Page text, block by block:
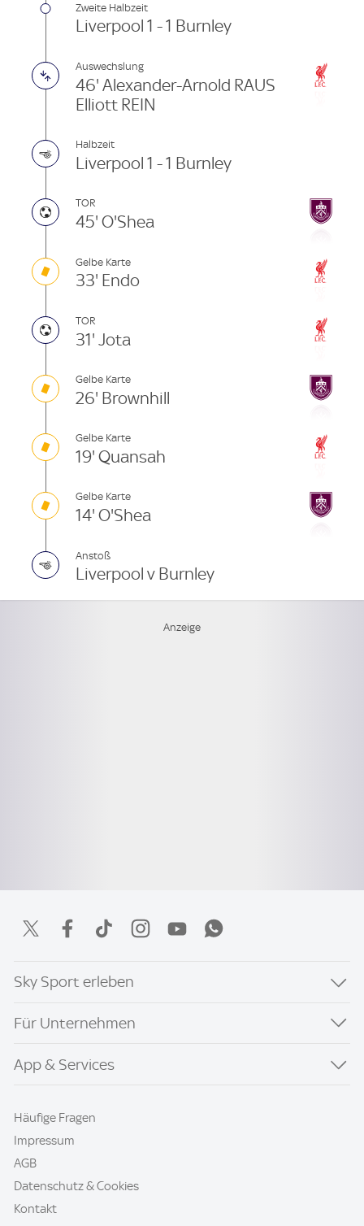
Zweite Halbzeit
Liverpool 1 - 1 Burnley
Auswechslung
46' Alexander-Arnold RAUS
Elliott REIN
Halbzeit
Liverpool 1 - 1 Burnley
TOR
45' O'Shea
Gelbe Karte
33' Endo
TOR
31' Jota
Gelbe Karte
26' Brownhill
Gelbe Karte
19' Quansah
Gelbe Karte
14' O'Shea
Anstoß
Liverpool v Burnley
Sky Sport erleben
Für Unternehmen
App & Services
Häufige Fragen
Impressum
AGB
Datenschutz & Cookies
Kontakt